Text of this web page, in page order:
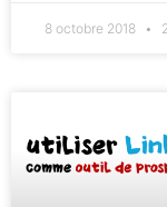
8 octobre 2018